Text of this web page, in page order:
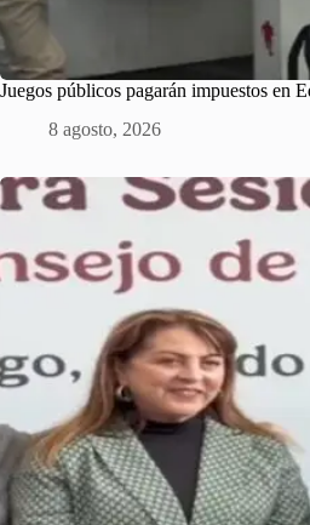
Juegos públicos pagarán impuestos en
8 agosto, 2026